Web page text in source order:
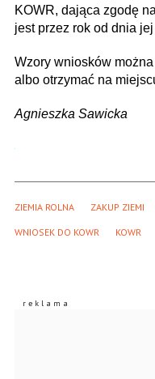
KOWR, dająca zgodę
jest przez rok od dnia
Wzory wniosków
albo otrzymać na
Agnieszka Sawicka
ZIEMIA ROLNA ZAKUP ZIEMI
WNIOSEK DO KOWR KOWR